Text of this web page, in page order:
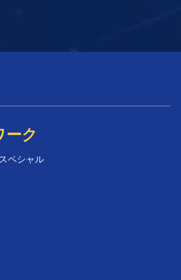
ーク
ペシャル